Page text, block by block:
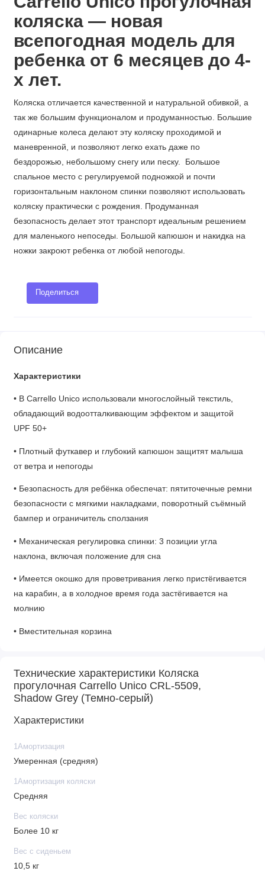
коляска — новая
всепогодная модель для
ребенка от 6 месяцев до 4-
х лет.
Коляска отличается качественной и натуральной обивкой, а
так же большим функционалом и продуманностью. Большие
одинарные колеса делают эту коляску проходимой и
маневренной, и позволяют легко ехать даже по
бездорожью, небольшому снегу или песку. Большое
спальное место с регулируемой подножкой и почти
горизонтальным наклоном спинки позволяют использовать
коляску практически с рождения. Продуманная
безопасность делает этот транспорт идеальным решением
для маленького непоседы. Большой капюшон и накидка на
ножки закроют ребенка от любой непогоды.
Поделиться
Описание
Характеристики
• В Carrello Unico использовали многослойный текстиль,
обладающий водоотталкивающим эффектом и защитой
UPF 50+
• Плотный футкавер и глубокий капюшон защитят малыша
от ветра и непогоды
• Безопасность для ребёнка обеспечат: пятиточечные ремни
безопасности с мягкими накладками, поворотный съёмный
бампер и ограничитель сползания
• Механическая регулировка спинки: 3 позиции угла
наклона, включая положение для сна
• Имеется окошко для проветривания легко пристёгивается
на карабин, а в холодное время года застёгивается на
молнию
• Вместительная корзина
спальное место. Длинна - 95 см, ширина - 37 см.
• Ремни безопасности: 5-ти точечные
• Амортизация: Есть (пружинная РЕГУЛИРУЕМАЯ)
• Бампер с вращением на 360°
• Диаметр колес: передние - 20 см, задние - 29 см
• Максимальный вес ребенка: 22 кг
• Вес коляски: 10,5 кг
Технические характеристики Коляска
прогулочная Carrello Unico CRL-5509,
Shadow Grey (Темно-серый)
Характеристики
1Амортизация
Умеренная (средняя)
1Амортизация коляски
Средняя
Вес коляски
Более 10 кг
Вес с сиденьем
10,5 кг